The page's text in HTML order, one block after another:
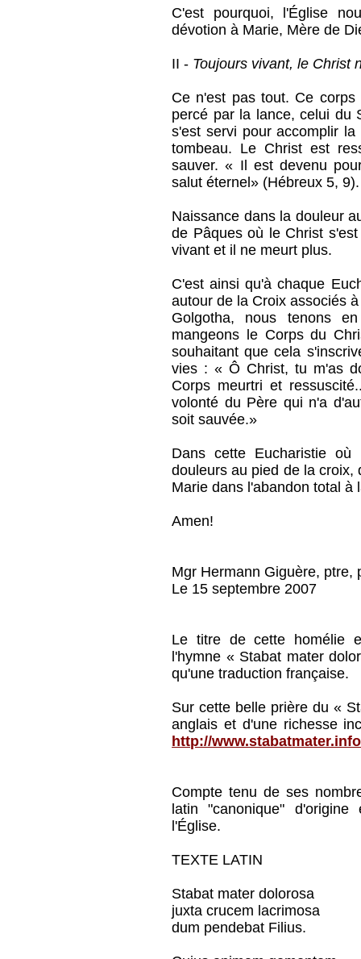
C'est pourquoi, l'Église
dévotion à Marie, Mère de
II - Toujours vivant, le Christ
Ce n'est pas tout. Ce
percé par la lance, celui du
s'est servi pour accomplir
tombeau. Le Christ est
sauver. « Il est devenu
salut éternel» (Hébreux 5, 9).
Naissance dans la douleur
de Pâques où le Christ
vivant et il ne meurt plus.
C'est ainsi qu'à chaque
autour de la Croix associés
Golgotha, nous tenons
mangeons le Corps du
souhaitant que cela
vies : « Ô Christ, tu m'as
Corps meurtri et
volonté du Père qui n'a
soit sauvée.»
Dans cette Eucharistie
douleurs au pied de la croix,
Marie dans l'abandon total à
Amen!
Mgr Hermann Giguère, ptre,
Le 15 septembre 2007
Le titre de cette homélie
l'hymne « Stabat mater
qu'une traduction française.
Sur cette belle prière du «
anglais et d'une richesse
http://
Compte tenu de ses
latin "canonique"
l'Église.
TEXTE LATIN
Stabat mater dolorosa
juxta crucem lacrimosa
dum pendebat Filius.